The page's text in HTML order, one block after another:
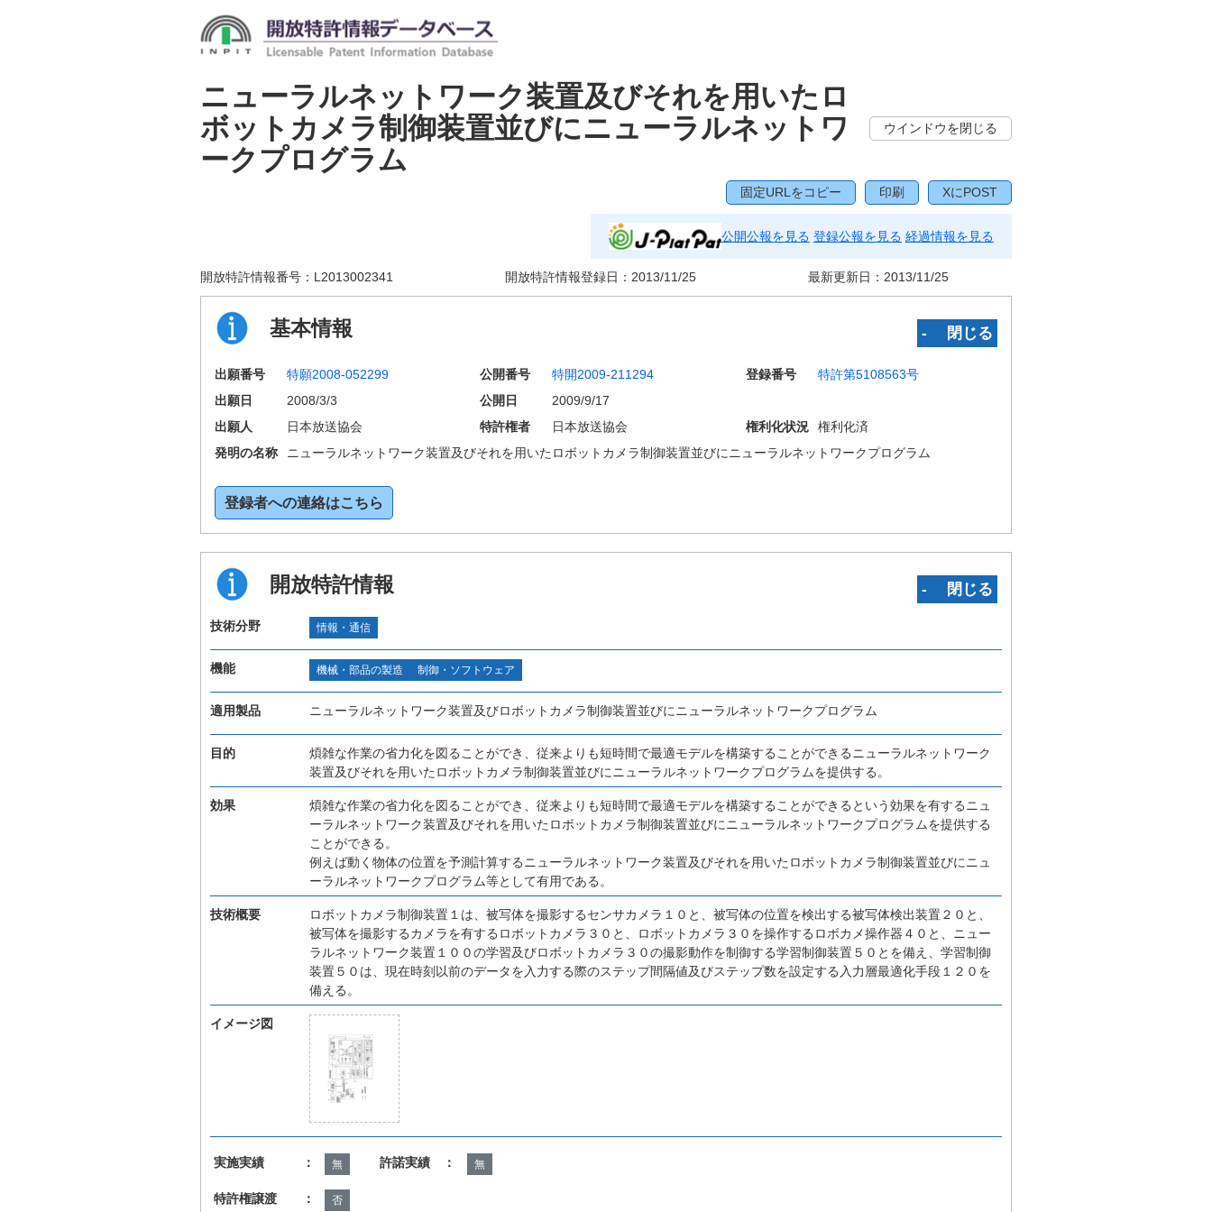
ニューラルネットワーク装置及びそれを用いたロ
ボットカメラ制御装置並びにニューラルネットワ
ークプログラム
ウインドウを閉じる
固定URLをコピー 印刷 XにPOST
公開公報を見る 登録公報を見る 経過情報を見る
開放特許情報番号： L2013002341 開放特許情報登録日： 2013/11/25 最新更新日： 2013/11/25
基本情報 ‐ 閉じる
出願番号 特願2008-052299 公開番号 特開2009-211294 登録番号
特許第5108563号
出願日
2008/3/3 公開日
2009/9/17
出願人
日本放送協会 特許権者 日本放送協会 権利化状況
権利化済
発明の名称
ニューラルネットワーク装置及びそれを用いたロボットカメラ制御装置並びにニューラルネットワークプログラム
登録者への連絡はこちら
開放特許情報 ‐ 閉じる
技術分野 情報・通信
機能 機械・部品の製造 制御・ソフトウェア
適用製品 ニューラルネットワーク装置及びロボットカメラ制御装置並びにニューラルネットワークプログラム
目的
煩雑な作業の省力化を図ることができ、従来よりも短時間で最適モデルを構築することができるニューラルネットワーク
装置及びそれを用いたロボットカメラ制御装置並びにニューラルネットワークプログラムを提供する。
効果
煩雑な作業の省力化を図ることができ、従来よりも短時間で最適モデルを構築することができるという効果を有するニュ
ーラルネットワーク装置及びそれを用いたロボットカメラ制御装置並びにニューラルネットワークプログラムを提供する
ことができる。
例えば動く物体の位置を予測計算するニューラルネットワーク装置及びそれを用いたロボットカメラ制御装置並びにニュ
ーラルネットワークプログラム等として有用である。
技術概要
ロボットカメラ制御装置１は、被写体を撮影するセンサカメラ１０と、被写体の位置を検出する被写体検出装置２０と、
被写体を撮影するカメラを有するロボットカメラ３０と、ロボットカメラ３０を操作するロボカメ操作器４０と、ニュー
ラルネットワーク装置１００の学習及びロボットカメラ３０の撮影動作を制御する学習制御装置５０とを備え、学習制御
装置５０は、現在時刻以前のデータを入力する際のステップ間隔値及びステップ数を設定する入力層最適化手段１２０を
備える。
イメージ図
実施実績 ： 無 許諾実績 ： 無
特許権譲渡 ： 否